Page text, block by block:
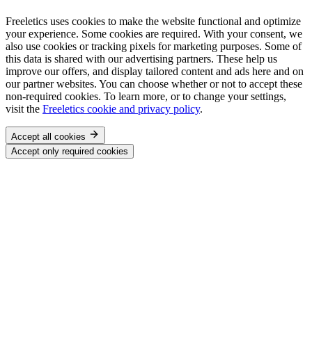
Freeletics uses cookies to make the website functional and optimize
your experience. Some cookies are required. With your consent, we
also use cookies or tracking pixels for marketing purposes. Some of
this data is shared with our advertising partners. These help us
improve our offers, and display tailored content and ads here and on
our partner websites. You can choose whether or not to accept these
non-required cookies. To learn more, or to change your settings,
visit the Freeletics cookie and privacy policy.
Accept all cookies
Accept only required cookies